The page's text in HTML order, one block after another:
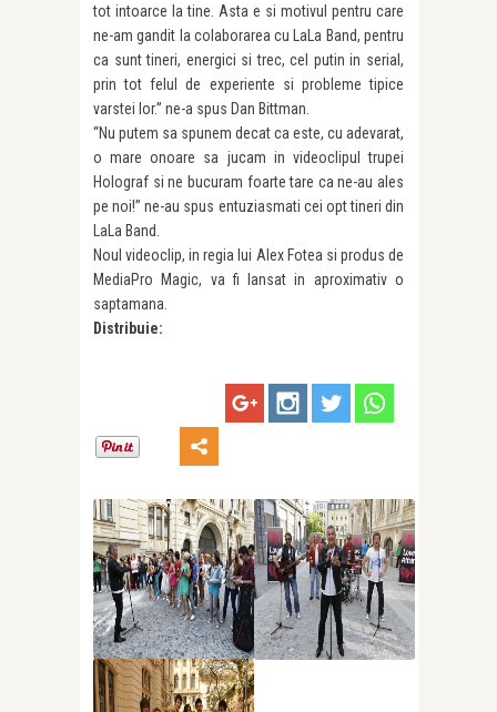
tot intoarce la tine. Asta e si motivul pentru care
ne-am gandit la colaborarea cu LaLa Band, pentru
ca sunt tineri, energici si trec, cel putin in serial,
prin tot felul de experiente si probleme tipice
varstei lor.” ne-a spus Dan Bittman.
“Nu putem sa spunem decat ca este, cu adevarat,
o mare onoare sa jucam in videoclipul trupei
Holograf si ne bucuram foarte tare ca ne-au ales
pe noi!” ne-au spus entuziasmati cei opt tineri din
LaLa Band.
Noul videoclip, in regia lui Alex Fotea si produs de
MediaPro Magic, va fi lansat in aproximativ o
saptamana.
Distribuie: